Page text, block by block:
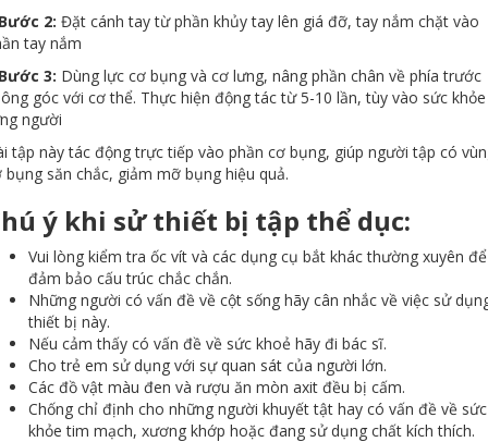
2: Đặt cánh tay từ phần khủy tay lên giá đỡ, tay nắm chặt vào
tay nắm
3: Dùng lực cơ bụng và cơ lưng, nâng phần chân về phía trước
góc với cơ thể. Thực hiện động tác từ 5-10 lần, tùy vào sức khỏe
người
tập này tác động trực tiếp vào phần cơ bụng, giúp người tập có
bụng săn chắc, giảm mỡ bụng hiệu quả.
ý khi sử thiết bị tập thể dục:
Vui lòng kiểm tra ốc vít và các dụng cụ bắt khác thường xuyên để
đảm bảo cấu trúc chắc chắn.
Những người có vấn đề về cột sống hãy cân nhắc về việc sử
thiết bị này.
Nếu cảm thấy có vấn đề về sức khoẻ hãy đi bác sĩ.
Cho trẻ em sử dụng với sự quan sát của người lớn.
Các đồ vật màu đen và rượu ăn mòn axit đều bị cấm.
Chống chỉ định cho những người khuyết tật hay có vấn đề về sức
khỏe tim mạch, xương khớp hoặc đang sử dụng chất kích thích.